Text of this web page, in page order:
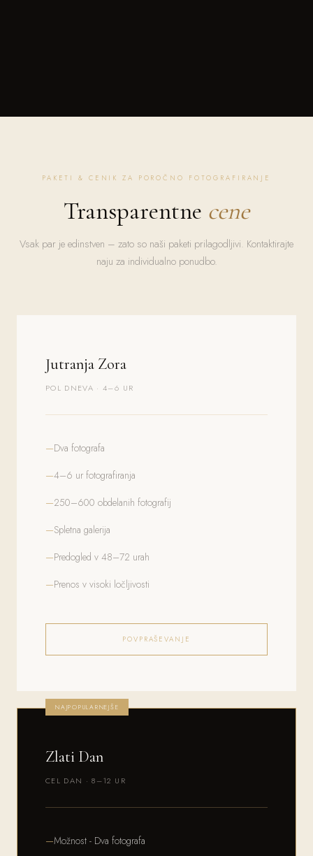
PAKETI & CENIK ZA POROČNO FOTOGRAFIRANJE
Transparentne cene
Vsak par je edinstven – zato so naši paketi prilagodljivi. Kontaktirajte
naju za individualno ponudbo.
Jutranja Zora
POL DNEVA · 4–6 UR
Dva fotografa
4–6 ur fotografiranja
250–600 obdelanih fotografij
Spletna galerija
Predogled v 48–72 urah
Prenos v visoki ločljivosti
POVPRAŠEVANJE
NAJPOPULARNEJŠE
Zlati Dan
CEL DAN · 8–12 UR
Možnost - Dva fotografa